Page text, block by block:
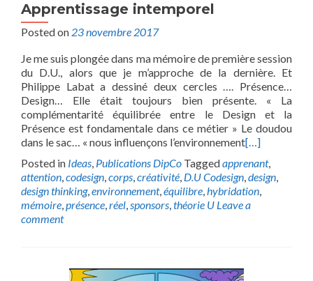
Apprentissage intemporel
Posted on 23 novembre 2017
Je me suis plongée dans ma mémoire de première session
du D.U., alors que je m’approche de la dernière. Et
Philippe Labat a dessiné deux cercles …. Présence…
Design… Elle était toujours bien présente. « La
complémentarité équilibrée entre le Design et la
Présence est fondamentale dans ce métier » Le doudou
dans le sac… « nous influençons l’environnement[…]
Posted in Ideas, Publications DipCo Taggedapprenant,
attention,codesign,corps,créativité, D.U Codesign,design,
design thinking,environnement,équilibre,hybridation,
mémoire,présence,réel,sponsors,théorie U Leave a
comment